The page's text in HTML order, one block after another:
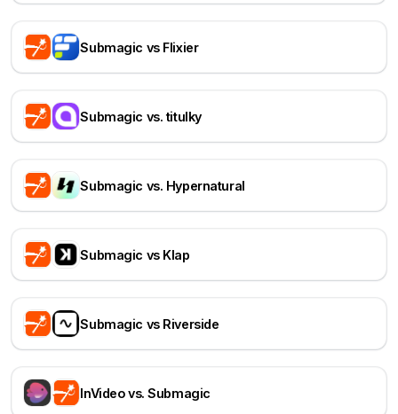
Submagic vs Flixier
Submagic vs. titulky
Submagic vs. Hypernatural
Submagic vs Klap
Submagic vs Riverside
InVideo vs. Submagic